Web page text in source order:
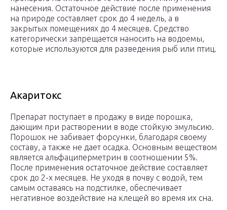
нанесения. Остаточное действие после применения
на природе составляет срок до 4 недель, а в
закрытых помещениях до 4 месяцев. Средство
категорически запрещается наносить на водоемы,
которые используются для разведения рыб или птиц.
Акаритокс
Препарат поступает в продажу в виде порошка,
дающим при растворении в воде стойкую эмульсию.
Порошок не забивает форсунки, благодаря своему
составу, а также не дает осадка. Основным веществом
является альфациперметрин в соотношении 5%.
После применения остаточное действие составляет
срок до 2-х месяцев. Не уходя в почву с водой, тем
самым оставаясь на подстилке, обеспечивает
негативное воздействие на клещей во время их сна.